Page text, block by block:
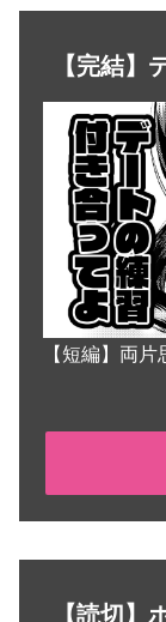
【完結】
【短編】両
【読切】